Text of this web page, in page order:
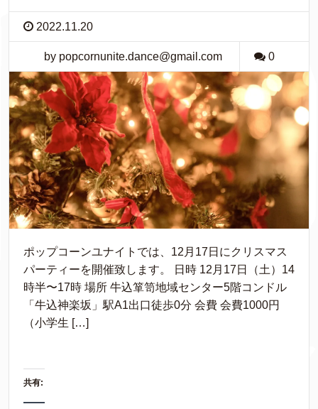
2022.11.20
by popcornunite.dance@gmail.com 0
ポップコーンユナイトでは、12月17日にクリスマス
パーティーを開催致します。 日時 12月17日（土）14
時半〜17時 場所 牛込箪笥地域センター5階コンドル
「牛込神楽坂」駅A1出口徒歩0分 会費 会費1000円
（小学生 […]
共有: